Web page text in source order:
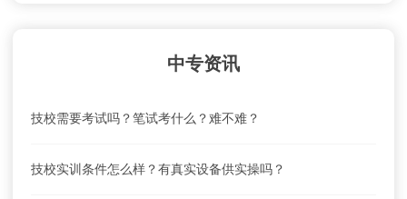
中专资讯
技校需要考试吗？笔试考什么？难不难？
技校实训条件怎么样？有真实设备供实操吗？